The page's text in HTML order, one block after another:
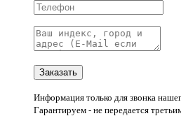
Информация только для звонка
Гарантируем - не передается